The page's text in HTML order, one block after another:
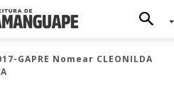
GAPRE Nomear CLEONILDA